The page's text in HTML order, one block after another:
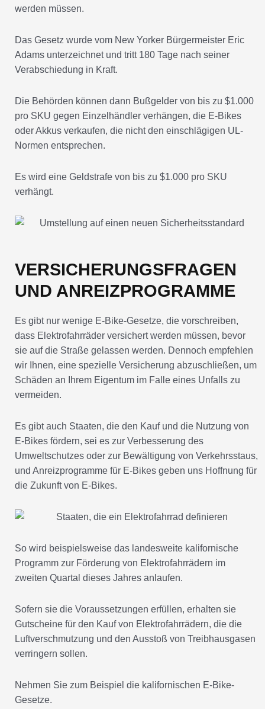
werden müssen.
Das Gesetz wurde vom New Yorker Bürgermeister Eric
Adams unterzeichnet und tritt 180 Tage nach seiner
Verabschiedung in Kraft.
Die Behörden können dann Bußgelder von bis zu $1.000
pro SKU gegen Einzelhändler verhängen, die E-Bikes
oder Akkus verkaufen, die nicht den einschlägigen UL-
Normen entsprechen.
Es wird eine Geldstrafe von bis zu $1.000 pro SKU
verhängt.
VERSICHERUNGSFRAGEN
UND ANREIZPROGRAMME
Es gibt nur wenige E-Bike-Gesetze, die vorschreiben,
dass Elektrofahrräder versichert werden müssen, bevor
sie auf die Straße gelassen werden. Dennoch empfehlen
wir Ihnen, eine spezielle Versicherung abzuschließen, um
Schäden an Ihrem Eigentum im Falle eines Unfalls zu
vermeiden.
Es gibt auch Staaten, die den Kauf und die Nutzung von
E-Bikes fördern, sei es zur Verbesserung des
Umweltschutzes oder zur Bewältigung von Verkehrsstaus,
und Anreizprogramme für E-Bikes geben uns Hoffnung für
die Zukunft von E-Bikes.
So wird beispielsweise das landesweite kalifornische
Programm zur Förderung von Elektrofahrrädern im
zweiten Quartal dieses Jahres anlaufen.
Sofern sie die Voraussetzungen erfüllen, erhalten sie
Gutscheine für den Kauf von Elektrofahrrädern, die die
Luftverschmutzung und den Ausstoß von Treibhausgasen
verringern sollen.
Nehmen Sie zum Beispiel die kalifornischen E-Bike-
Gesetze.